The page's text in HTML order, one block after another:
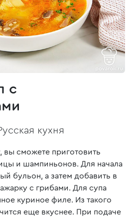
с
кухня
вы сможете приготовить
и шампиньонов. Для начала
бульон, а затем добавить в
с грибами. Для супа
куриное филе. Из такого
еще вкуснее. При подаче